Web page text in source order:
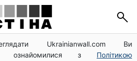
Ukrainianwall.com Ви
ознайомилися з Політикою